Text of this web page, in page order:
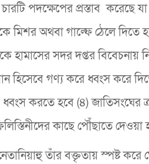
পদক্ষেপের প্রস্তাব করেছে
মিশর অথবা গাল্ফে ঠেলে দিতে
হামাসের সদর দপ্তর
হিসেবে গণ্য করে ধ্বংস করে
করতে হবে (৪) জাতিসংঘের
কাছে পৌঁছাতে দেওয়া
নেতানিয়াহু তাঁর বক্তৃতায় স্পষ্ট